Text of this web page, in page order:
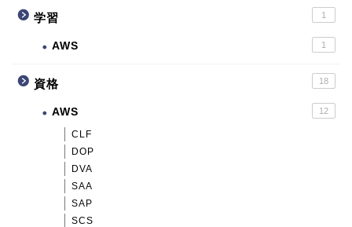
学習 1
AWS 1
資格 18
AWS 12
CLF
DOP
DVA
SAA
SAP
SCS